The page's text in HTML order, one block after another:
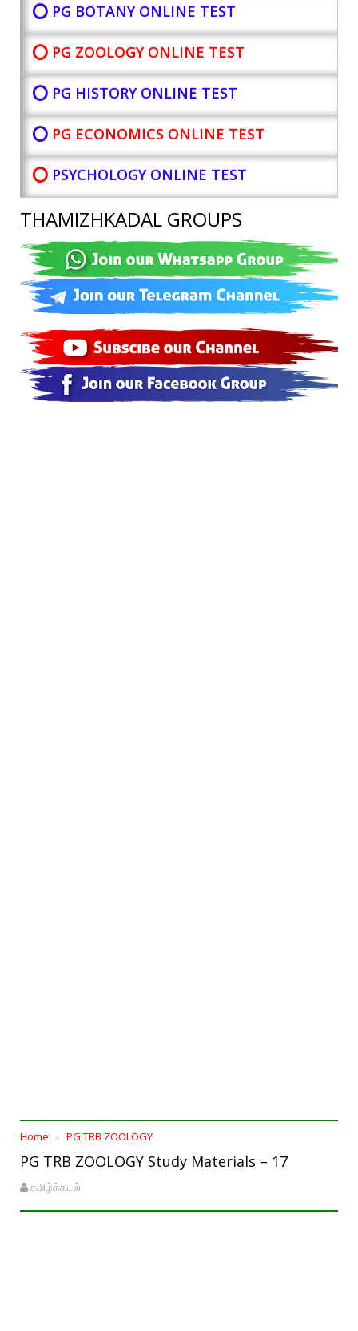
⭕ PG BOTANYONLINE TEST
⭕ PG ZOOLOGY ONLINE TEST
⭕ PG HISTORY ONLINE TEST
⭕ PG ECONOMICS ONLINE TEST
⭕ PSYCHOLOGY ONLINE TEST
THAMIZHKADAL GROUPS
Home PG TRB ZOOLOGY
PG TRB ZOOLOGY Study Materials – 17
தமிழ்க்கடல்